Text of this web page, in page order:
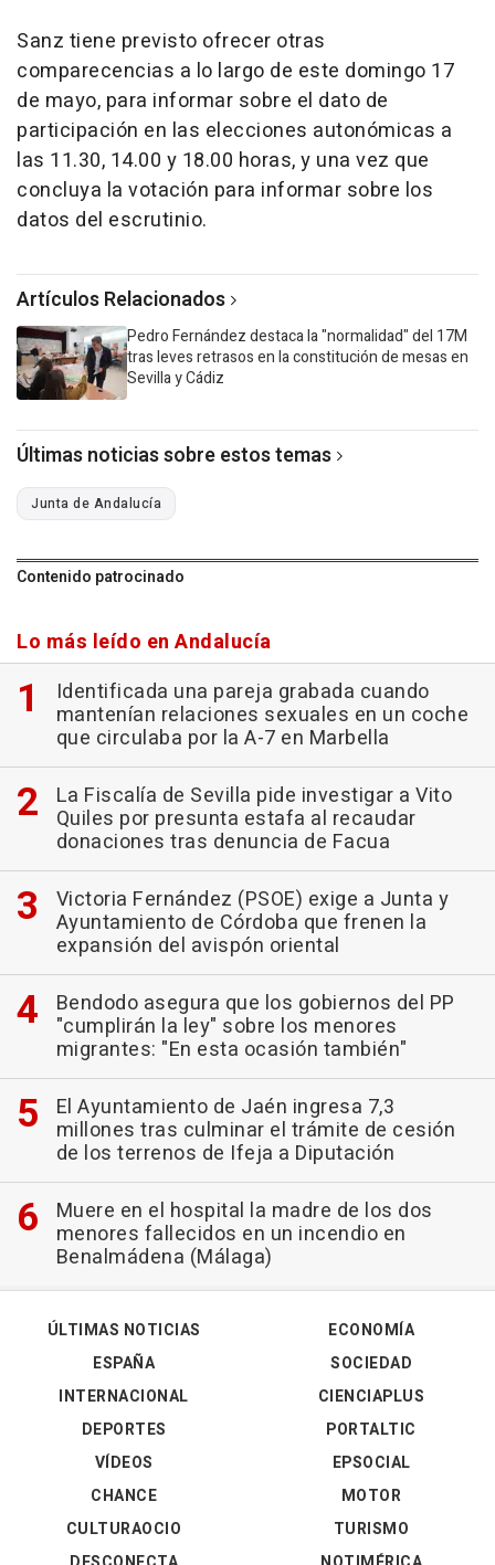
Sanz tiene previsto ofrecer otras
comparecencias a lo largo de este domingo 17
de mayo, para informar sobre el dato de
participación en las elecciones autonómicas a
las 11.30, 14.00 y 18.00 horas, y una vez que
concluya la votación para informar sobre los
datos del escrutinio.
Artículos Relacionados
Pedro Fernández destaca la "normalidad" del 17M
tras leves retrasos en la constitución de mesas en
Sevilla y Cádiz
Últimas noticias sobre estos temas
Junta de Andalucía
Contenido patrocinado
Lo más leído en Andalucía
Identificada una pareja grabada cuando
mantenían relaciones sexuales en un coche
que circulaba por la A-7 en Marbella
La Fiscalía de Sevilla pide investigar a Vito
Quiles por presunta estafa al recaudar
donaciones tras denuncia de Facua
Victoria Fernández (PSOE) exige a Junta y
Ayuntamiento de Córdoba que frenen la
expansión del avispón oriental
Bendodo asegura que los gobiernos del PP
"cumplirán la ley" sobre los menores
migrantes: "En esta ocasión también"
El Ayuntamiento de Jaén ingresa 7,3
millones tras culminar el trámite de cesión
de los terrenos de Ifeja a Diputación
Muere en el hospital la madre de los dos
menores fallecidos en un incendio en
Benalmádena (Málaga)
ÚLTIMAS NOTICIAS
ESPAÑA
INTERNACIONAL
DEPORTES
VÍDEOS
ECONOMÍA
SOCIEDAD
CIENCIAPLUS
PORTALTIC
EPSOCIAL
CHANCE
CULTURAOCIO
MOTOR
TURISMO